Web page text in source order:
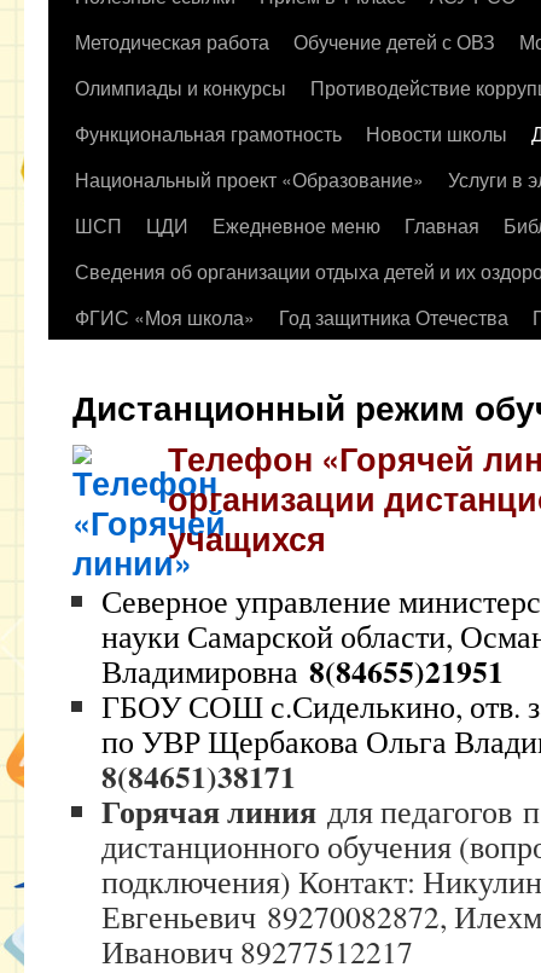
содержимому
Методическая работа
Обучение детей с ОВЗ
Олимпиады и конкурсы
Противодействие
Функциональная грамотность
Новости школы
Национальный проект «Образование»
Услуги в
ШСП
ЦДИ Ежедневное меню Главная
Сведения об организации отдыха детей и их
ФГИС «Моя школа»
Год защитника Отечества
Дистанционный режим
Телефон «Горячей
организации
учащихся
Северное управление
науки Самарской области,
Владимировна 8(84655)21951
ГБОУ СОШ с.Сиделькино, отв.
по УВР Щербакова Ольга
8(84651)38171
Горячая линия для педагогов
дистанционного обучения
подключения) Контакт:
Евгеньевич 89270082872,
Иванович 89277512217